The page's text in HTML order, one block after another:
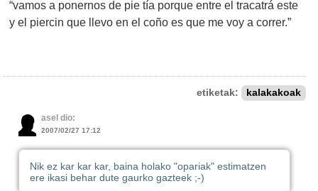
“vamos a ponernos de pie tía porque entre el tracatrá este
y el piercin que llevo en el coño es que me voy a correr.”
etiketak: kalakakoak
asel dio:
2007/02/27 17:12
Nik ez kar kar kar, baina holako "opariak" estimatzen
ere ikasi behar dute gaurko gazteek ;-)